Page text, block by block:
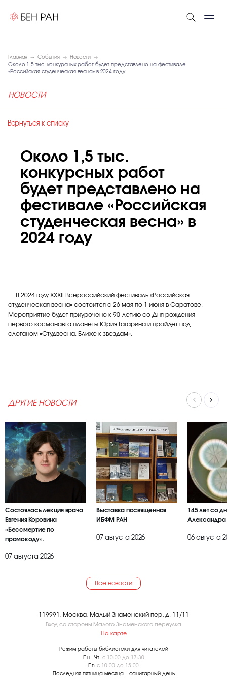
Главная События
Новости
Около 1,5 тыс. конкурсных работ будет представлено на фестивале
«Российская студенческая весна» в 2024 году
НОВОСТИ
Вернуться к списку
Около 1,5 тыс.
конкурсных работ
будет представлено на
фестивале «Российская
студенческая весна» в
2024 году
В 2024 году XXXII Всероссийский фестиваль «Российская
студенческая весна» состоится с 26 мая по 1 июня в Саратове.
Мероприятие будет приурочено к 90-летию со Дня рождения
первого космонавта планеты Юрия Гагарина и пройдет под
слоганом «Студвесна. Ближе к звездам».
ДРУГИЕ НОВОСТИ
Состоялась лекция врача
Евгения Коровина
«Бессмертие по
промокоду».
07 августа 2026
Выставка посвященная
ИБФМ РАН
07 августа 2026
145 лет со
Александра
06 августа
Все новости
119991, Москва, Малый Знаменский пер, д. 11/11
Вход со стороны Малого Знаменского переулка
На карте
Режим работы библиотеки для читателей
Пн - Чт: с 10:00 до 17:30
Пт: с 10:00 до 15:00
Последняя пятница месяца – санитарный день